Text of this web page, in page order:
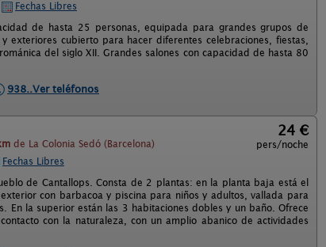
Fechas Libres
de hasta 25 personas, equipada para grandes grupos de
cubierto para hacer diferentes celebraciones, fiestas,
del siglo XII. Grandes salones con capacidad de hasta 80
938..Ver teléfonos
de La Colonia Sedó (Barcelona)
24 €
pers/noche
Fechas Libres
de Cantallops. Consta de 2 plantas: en la planta baja está el
con barbacoa y piscina para niños y adultos, vallada para
la superior están las 3 habitaciones dobles y un baño. Ofrece
con la naturaleza, con un amplio abanico de actividades